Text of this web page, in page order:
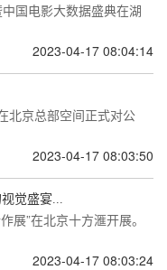
国电影大数据盛典在湖
2023-04-17 08:04:14
北京总部空间正式对公
2023-04-17 08:03:50
觉盛宴...
”在北京十方滙开展。
2023-04-17 08:03:24